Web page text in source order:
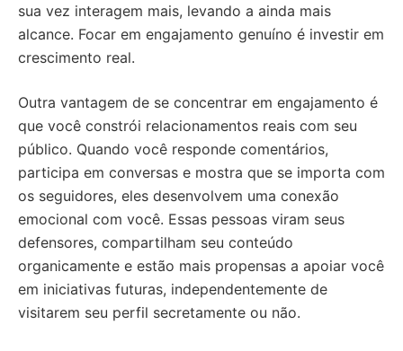
sua vez interagem mais, levando a ainda mais
alcance. Focar em engajamento genuíno é investir em
crescimento real.
Outra vantagem de se concentrar em engajamento é
que você constrói relacionamentos reais com seu
público. Quando você responde comentários,
participa em conversas e mostra que se importa com
os seguidores, eles desenvolvem uma conexão
emocional com você. Essas pessoas viram seus
defensores, compartilham seu conteúdo
organicamente e estão mais propensas a apoiar você
em iniciativas futuras, independentemente de
visitarem seu perfil secretamente ou não.